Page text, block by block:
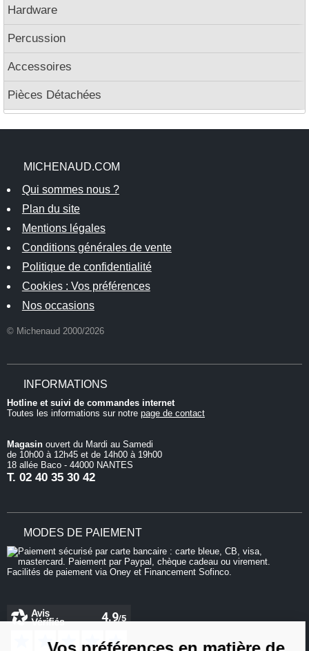
Hardware
Percussion
Accessoires
Pièces Détachées
MICHENAUD.COM
Qui sommes nous ?
Plan du site
Mentions légales
Conditions générales de vente
Politique de confidentialité
Cookies : Vos préférences
Nos occasions
© Michenaud 2000/2026
INFORMATIONS
Hotline et suivi de commandes internet
Toutes les informations sur notre page de contact
Magasin ouvert du Mardi au Samedi
de 10h00 à 12h45 et de 14h00 à 19h00
18 allée Baco - 44000 NANTES
T. 02 40 35 30 42
MODES DE PAIEMENT